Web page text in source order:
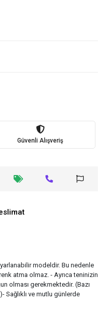
Güvenli Alışveriş
modeldir. Bu nedenle
atma olmaz. - Ayrıca teninizin
olması gerekmektedir. (Bazı
Sağlıklı ve mutlu günlerde